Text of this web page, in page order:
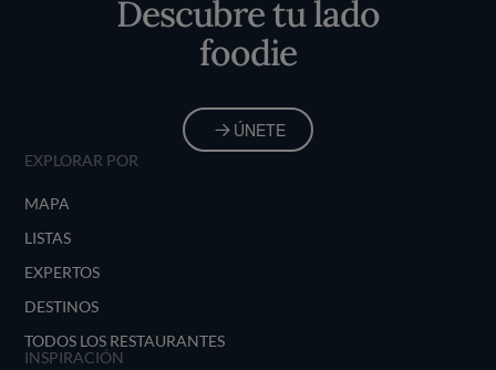
Descubre tu lado
foodie
ÚNETE
EXPLORAR POR
MAPA
LISTAS
EXPERTOS
DESTINOS
TODOS LOS RESTAURANTES
INSPIRACIÓN